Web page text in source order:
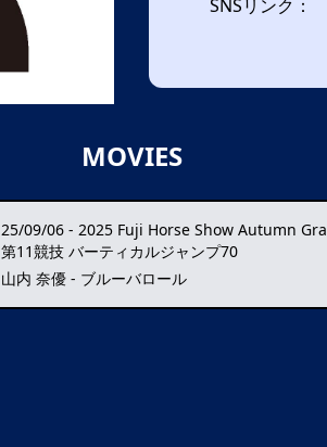
SNSリンク：
MOVIES
25/09/06 - 2025 Fuji Horse Show Autumn Grand Prix ★★★★
第11競技 バーティカルジャンプ70
山内 奈優 - ブルーバロール